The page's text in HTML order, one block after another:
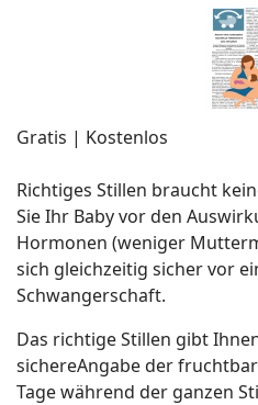
Gratis | Kostenlos
Richtiges Stillen braucht
Sie Ihr Baby vor den
Hormonen (weniger
sich gleichzeitig sicher vor
Schwangerschaft.
Das richtige Stillen gibt
sichereAngabe der
Tage während der ganzen